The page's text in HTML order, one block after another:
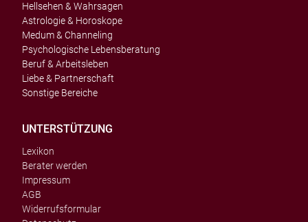
Hellsehen & Wahrsagen
Astrologie & Horoskope
Medum & Channeling
Psychologische Lebensberatung
Beruf & Arbeitsleben
Liebe & Partnerschaft
Sonstige Bereiche
UNTERSTÜTZUNG
Lexikon
Berater werden
Impressum
AGB
Widerrufsformular